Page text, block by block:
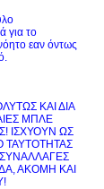
για το
εαν όντως
ΚΑΙ ΔΙΑ
ΜΠΛΕ
ΙΣΧΥΟΥΝ ΩΣ
ΤΑΥΤΟΤΗΤΑΣ
ΣΥΝΑΛΛΑΓΕΣ
ΑΚΟΜΗ ΚΑΙ